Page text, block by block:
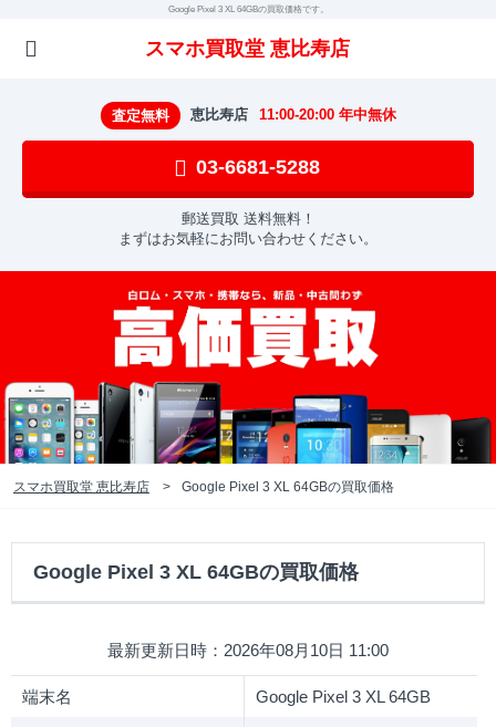
Google Pixel 3 XL 64GBの買取価格です。
スマホ買取堂 恵比寿店
査定無料 恵比寿店 11:00-20:00 年中無休
03-6681-5288
郵送買取 送料無料！
まずはお気軽にお問い合わせください。
スマホ買取堂 恵比寿店 Google Pixel 3 XL 64GBの買取価格
Google Pixel 3 XL 64GBの買取価格
最新更新日時：2026年08月10日 11:00
端末名 Google Pixel 3 XL 64GB